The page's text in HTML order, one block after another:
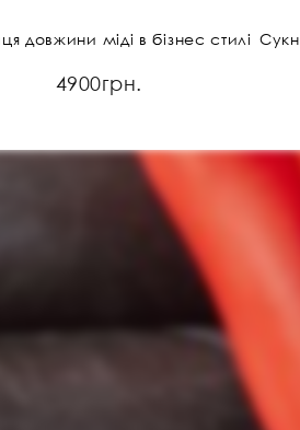
довжини міді в бізнес стилі
4900грн.